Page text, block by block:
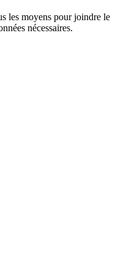
les moyens pour joindre le
nécessaires.